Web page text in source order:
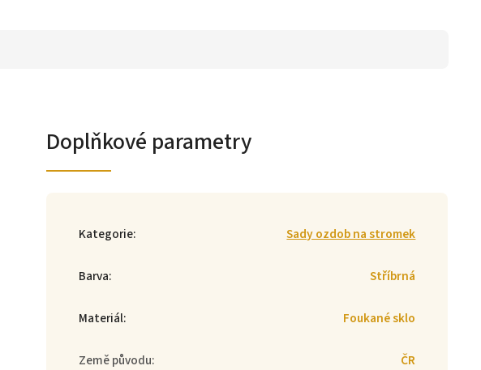
Doplňkové parametry
Kategorie: Sady ozdob na stromek
Barva: Stříbrná
Materiál: Foukané sklo
Země původu: ČR